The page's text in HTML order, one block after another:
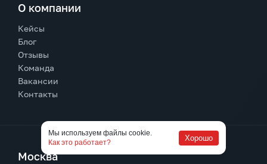
О компании
Кейсы
Блог
Отзывы
Команда
Вакансии
Контакты
Москва
Мы используем файлы cookie.
Как это работает?
Хорошо